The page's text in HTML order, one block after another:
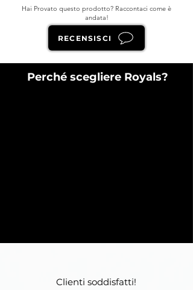
Hai Provato questo prodotto? Raccontaci come è
andata!
RECENSISCI
Perché scegliere Royals?
Clienti soddisfatti!